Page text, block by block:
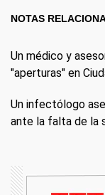
NOTAS
Un médico y
"aperturas" en
Un infectólogo
ante la falta de la